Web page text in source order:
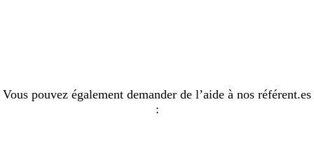
Vous pouvez également demander de l’aide à nos référent.es
: